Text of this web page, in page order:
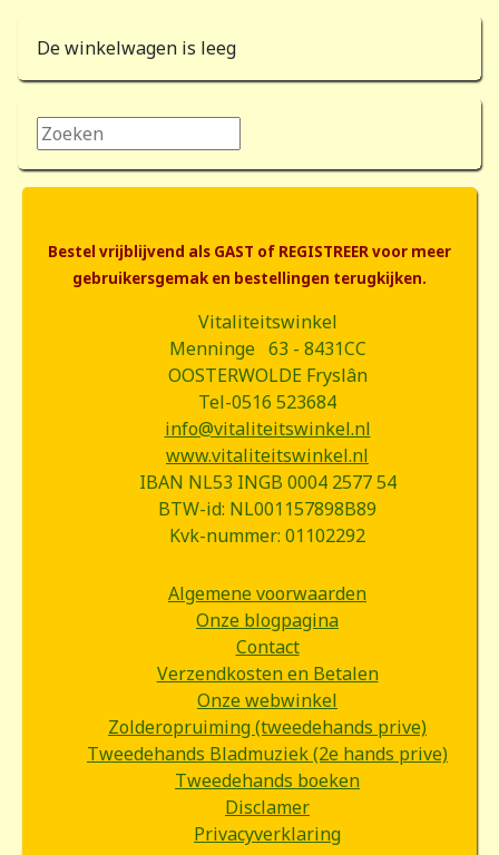
De winkelwagen is leeg
Zoeken...
Bestel vrijblijvend als GAST of REGISTREER voor meer
gebruikersgemak en bestellingen terugkijken.
Vitaliteitswinkel
Menninge 63 - 8431CC
OOSTERWOLDE Fryslân
Tel-0516 523684
info@vitaliteitswinkel.nl
www.vitaliteitswinkel.nl
IBAN NL53 INGB 0004 2577 54
BTW-id: NL001157898B89
Kvk-nummer: 01102292
Algemene voorwaarden
Onze blogpagina
Contact
Verzendkosten en Betalen
Onze webwinkel
Zolderopruiming (tweedehands prive)
Tweedehands Bladmuziek (2e hands prive)
Tweedehands boeken
Disclamer
Privacyverklaring